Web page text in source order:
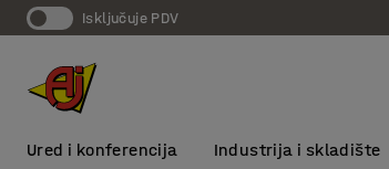
Isključuje PDV
Ured i konferencija Industrija i skladište